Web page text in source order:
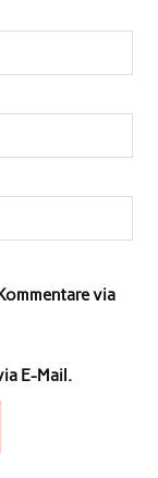
via
E-Mail.